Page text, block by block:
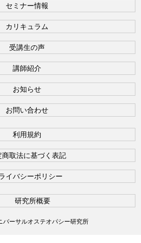
セミナー情報
カリキュラム
受講生の声
講師紹介
お知らせ
お問い合わせ
利用規約
商取法に基づく表記
イバシーポリシー
研究所概要
バーサルオステオパシー研究所